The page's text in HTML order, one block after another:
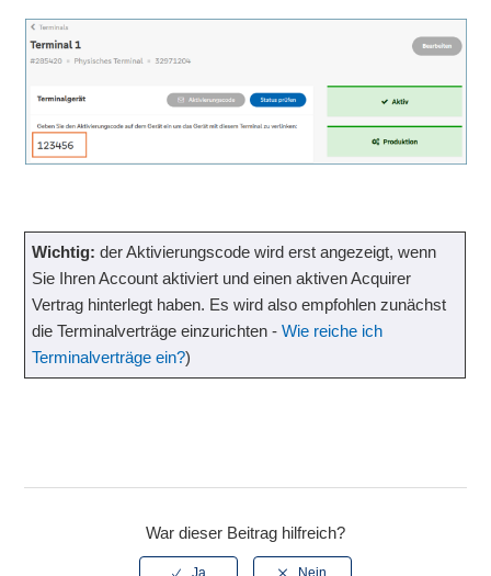
Wie löse ich ein Tagesabschluss aus?
Weitere anzeigen
Wichtig: der Aktivierungscode wird erst angezeigt, wenn
Sie Ihren Account aktiviert und einen aktiven Acquirer
Vertrag hinterlegt haben. Es wird also empfohlen zunächst
die Terminalverträge einzurichten -Wie reiche ich
Terminalverträge ein?)
War dieser Beitrag hilfreich?